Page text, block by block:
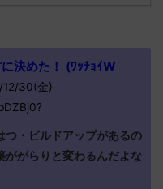
決めた！ (ﾜｯﾁｮｲW
12/30(金)
つ・ビルドアップがあるの
ががらりと変わるんだよな